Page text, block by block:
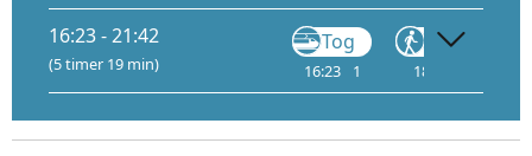
16:23 - 21:42
(5 timer 19 min)
Tog
16:23 1
Gå
18:17